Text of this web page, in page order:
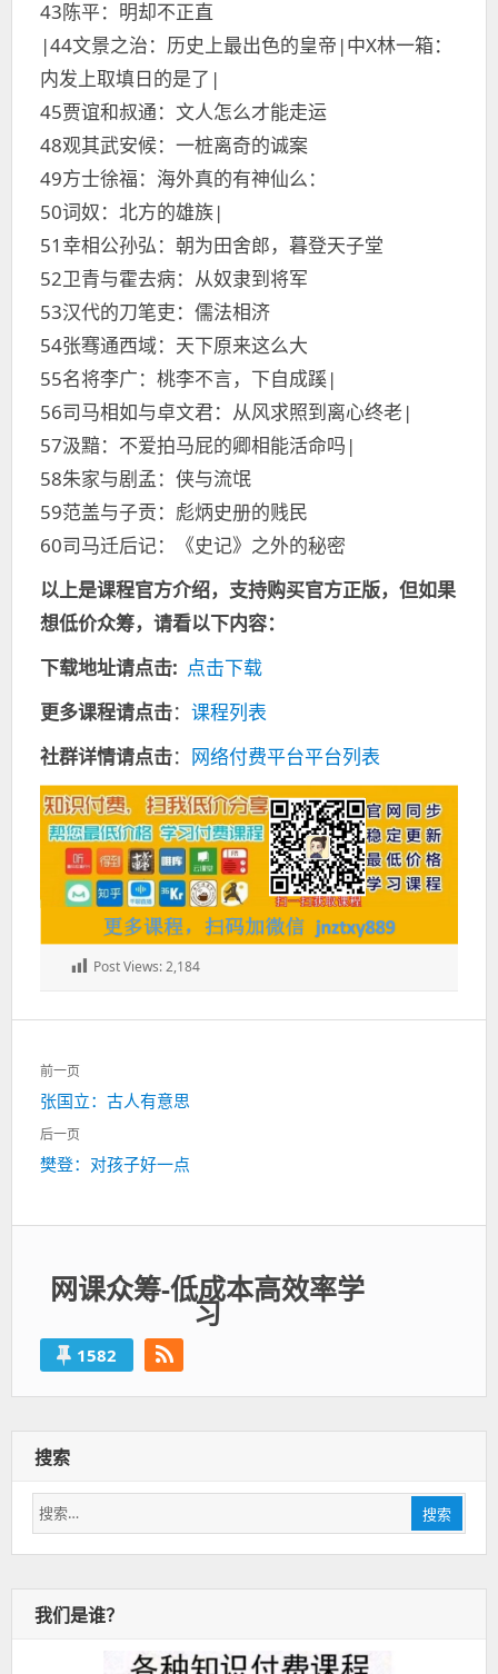
43陈平：明却不正直
|44文景之治：历史上最出色的皇帝|中X林一箱：
内发上取填日的是了|
45贾谊和叔通：文人怎么才能走运
48观其武安候：一桩离奇的诚案
49方士徐福：海外真的有神仙么：
50词奴：北方的雄族|
51幸相公孙弘：朝为田舍郎，暮登天子堂
52卫青与霍去病：从奴隶到将军
53汉代的刀笔吏：儒法相济
54张骞通西域：天下原来这么大
55名将李广：桃李不言，下自成蹊|
56司马相如与卓文君：从风求照到离心终老|
57汲黯：不爱拍马屁的卿相能活命吗|
58朱家与剧孟：侠与流氓
59范盖与子贡：彪炳史册的贱民
60司马迁后记：《史记》之外的秘密
以上是课程官方介绍，支持购买官方正版，但如果
想低价众筹，请看以下内容：
下载地址请点击: 点击下载
更多课程请点击： 课程列表
社群详情请点击： 网络付费平台平台列表
Post Views:2,184
文
章
导
航
前一页
上
一
张国立：古人有意思
后一页
下
樊登：对孩子好一点
网课众筹-低成本高效率学
习
1582
搜索
搜
索：
搜索
我们是谁？